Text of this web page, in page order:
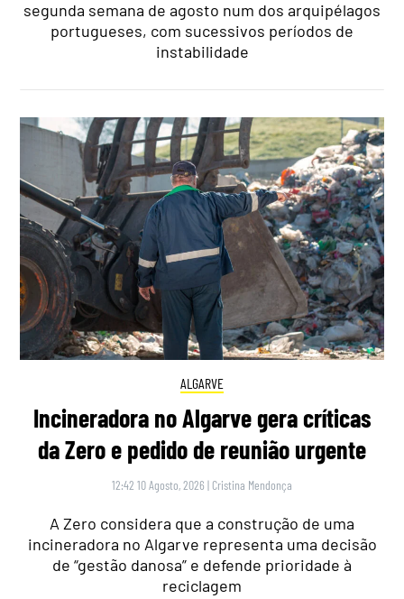
segunda semana de agosto num dos arquipélagos
portugueses, com sucessivos períodos de
instabilidade
ALGARVE
Incineradora no Algarve gera críticas
da Zero e pedido de reunião urgente
12:42 10 Agosto, 2026 | Cristina Mendonça
A Zero considera que a construção de uma
incineradora no Algarve representa uma decisão
de “gestão danosa” e defende prioridade à
reciclagem